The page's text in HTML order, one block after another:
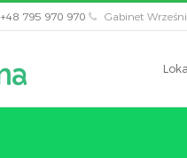
+48 795 970 970 Gabinet